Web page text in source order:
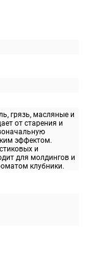
грязь, масляные и
от старения и
эффектом.
и
для молдингов и
клубники.